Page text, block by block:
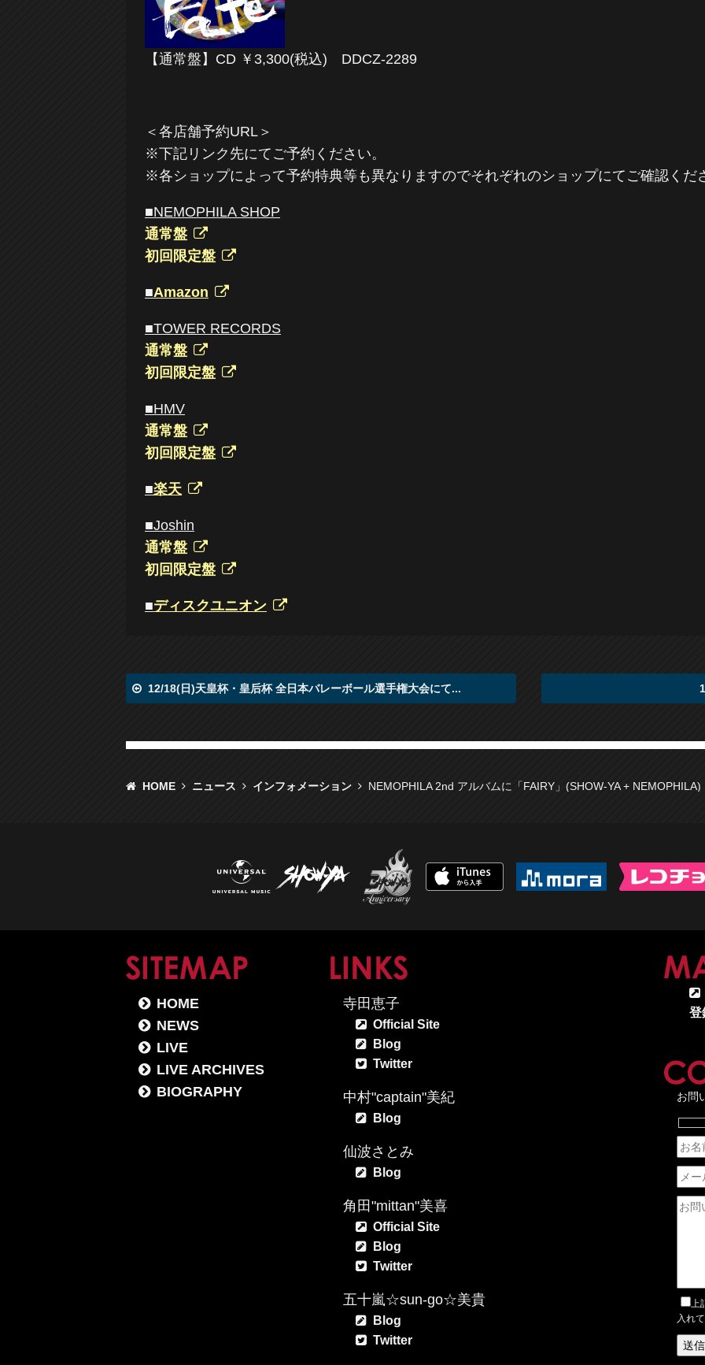
【通常盤】CD ￥3,300(税込) DDCZ-2289
＜各店舗予約URL＞
※下記リンク先にてご予約ください。
※各ショップによって予約特典等も異なりますのでそれぞれのショップにてご確認くだ
■NEMOPHILA SHOP
通常盤
初回限定盤
■Amazon
■TOWER RECORDS
通常盤
初回限定盤
■HMV
通常盤
初回限定盤
■楽天
■Joshin
通常盤
初回限定盤
■ディスクユニオン
12/18(日)天皇杯・皇后杯 全日本バレーボール選手権大会にて...
HOME ニュース インフォメーション NEMOPHILA 2nd アルバムに「FAIRY」(SHOW-YA +
SITEMAP
HOME
NEWS
LIVE
LIVE ARCHIVES
BIOGRAPHY
LINKS
寺田恵子
Official Site
Blog
Twitter
中村"captain"美紀
Blog
仙波さとみ
Blog
角田"mittan"美喜
Official Site
Blog
Twitter
五十嵐☆sun-go☆美貴
Blog
Twitter
登
お問
上
入れ